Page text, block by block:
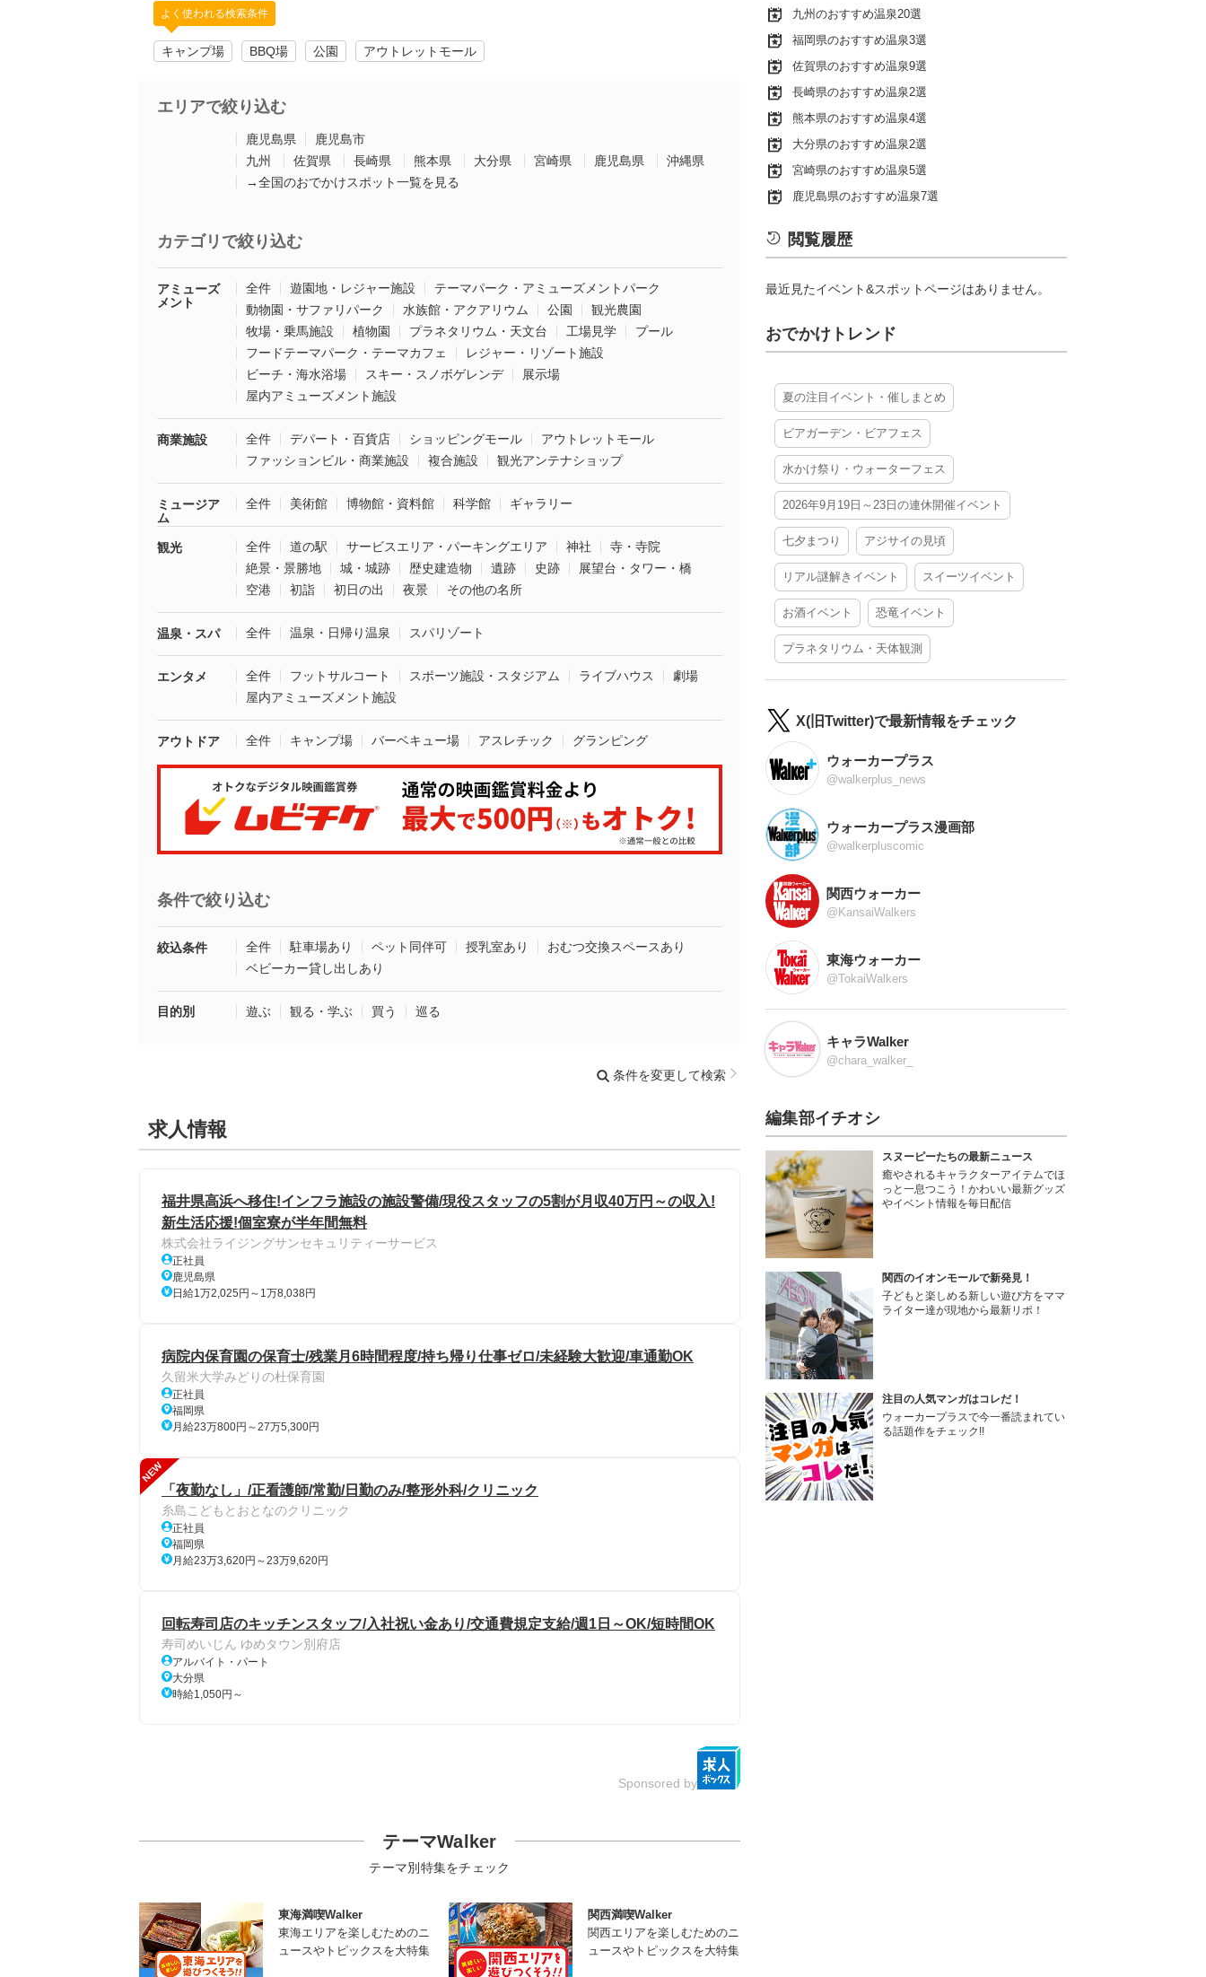
よく使われる検索条件
キャンプ場 BBQ場 公園 アウトレットモール
エリアで絞り込む
鹿児島県
鹿児島市
九州
佐賀県 長崎県 熊本県 大分県 宮崎県 鹿児島県
沖縄県
→全国のおでかけスポット一覧を見る
カテゴリで絞り込む
アミューズ
メント
全件 遊園地・レジャー施設
テーマパーク・アミューズメントパーク
動物園・サファリパーク
水族館・アクアリウム 公園
観光農園
牧場・乗馬施設
植物園 プラネタリウム・天文台 工場見学
プール
フードテーマパーク・テーマカフェ
レジャー・リゾート施設
ビーチ・海水浴場
スキー・スノボゲレンデ
展示場
屋内アミューズメント施設
商業施設 全件 デパート・百貨店 ショッピングモール
アウトレットモール
ファッションビル・商業施設
複合施設 観光アンテナショップ
ミュージア
ム
全件 美術館 博物館・資料館 科学館 ギャラリー
観光 全件 道の駅 サービスエリア・パーキングエリア 神社
寺・寺院
絶景・景勝地
城・城跡 歴史建造物 遺跡 史跡
展望台・タワー・橋
空港
初詣 初日の出 夜景 その他の名所
温泉・スパ 全件 温泉・日帰り温泉 スパリゾート
エンタメ 全件 フットサルコート スポーツ施設・スタジアム ライブハウス
劇場
屋内アミューズメント施設
アウトドア 全件 キャンプ場 バーベキュー場 アスレチック グランピング
条件で絞り込む
絞込条件 全件 駐車場あり ペット同伴可 授乳室あり
おむつ交換スペースあり
ベビーカー貸し出しあり
目的別 遊ぶ 観る・学ぶ 買う 巡る
条件を変更して検索
求人情報
福井県高浜へ移住!インフラ施設の施設警備/現役スタッフの5割が月収40万円～の収入!
新生活応援!個室寮が半年間無料
株式会社ライジングサンセキュリティーサービス
正社員
鹿児島県
日給1万2,025円～1万8,038円
病院内保育園の保育士/残業月6時間程度/持ち帰り仕事ゼロ/未経験大歓迎/車通勤OK
久留米大学みどりの杜保育園
正社員
福岡県
月給23万800円～27万5,300円
NEW
「夜勤なし」/正看護師/常勤/日勤のみ/整形外科/クリニック
糸島こどもとおとなのクリニック
正社員
福岡県
月給23万3,620円～23万9,620円
回転寿司店のキッチンスタッフ/入社祝い金あり/交通費規定支給/週1日～OK/短時間OK
寿司めいじん ゆめタウン別府店
アルバイト・パート
大分県
時給1,050円～
Sponsored by
テーマWalker
テーマ別特集をチェック
東海満喫Walker
東海エリアを楽しむためのニ
ュースやトピックスを大特集
関西満喫Walker
関西エリアを楽しむためのニ
ュースやトピックスを大特集
九州のおすすめ温泉20選
福岡県のおすすめ温泉3選
佐賀県のおすすめ温泉9選
長崎県のおすすめ温泉2選
熊本県のおすすめ温泉4選
大分県のおすすめ温泉2選
宮崎県のおすすめ温泉5選
鹿児島県のおすすめ温泉7選
閲覧履歴
最近見たイベント&スポットページはありません。
おでかけトレンド
夏の注目イベント・催しまとめ
ビアガーデン・ビアフェス
水かけ祭り・ウォーターフェス
2026年9月19日～23日の連休開催イベント
七夕まつり アジサイの見頃
リアル謎解きイベント スイーツイベント
お酒イベント 恐竜イベント
プラネタリウム・天体観測
X(旧Twitter)で最新情報をチェック
ウォーカープラス
@walkerplus_news
ウォーカープラス漫画部
@walkerpluscomic
関西ウォーカー
@KansaiWalkers
東海ウォーカー
@TokaiWalkers
キャラWalker
@chara_walker_
編集部イチオシ
スヌーピーたちの最新ニュース
癒やされるキャラクターアイテムでほ
っと一息つこう！かわいい最新グッズ
やイベント情報を毎日配信
関西のイオンモールで新発見！
子どもと楽しめる新しい遊び方をママ
ライター達が現地から最新リポ！
注目の人気マンガはコレだ！
ウォーカープラスで今一番読まれてい
る話題作をチェック!!